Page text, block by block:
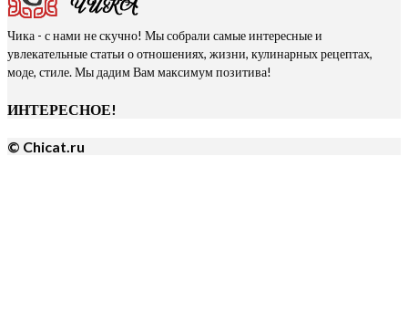
Чика - с нами не скучно! Мы собрали самые интересные и
увлекательные статьи о отношениях, жизни, кулинарных рецептах,
моде, стиле. Мы дадим Вам максимум позитива!
ИНТЕРЕСНОЕ!
© Chicat.ru